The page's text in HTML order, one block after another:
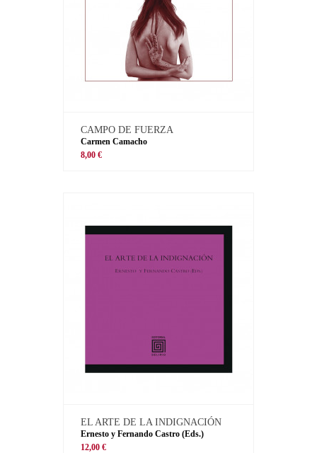
CAMPO DE FUERZA
Carmen Camacho
8,00 €
EL ARTE DE LA INDIGNACIÓN
Ernesto y Fernando Castro (Eds.)
12,00 €